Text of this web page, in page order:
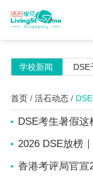
学校新闻 DSE
首页/ 活石动态/
DSE考生暑假
2026 DSE放榜
香港考评局官宣